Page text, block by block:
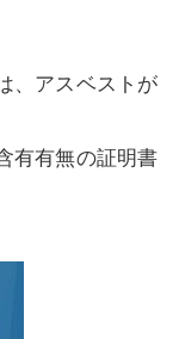
、アスベストが
有有無の証明書